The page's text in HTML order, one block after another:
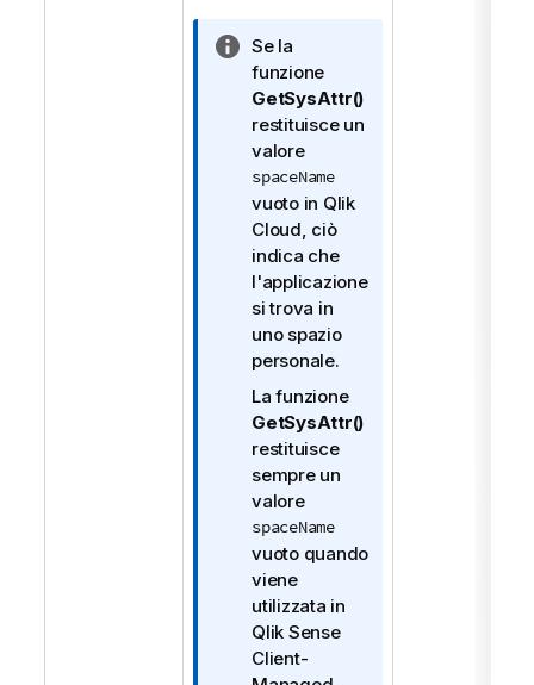
N
o
t
a
i
n
f
o
r
m
a
t
i
c
a
Se la
funzione
GetSysAttr()
restituisce un
valore
spaceName
vuoto in Qlik
Cloud, ciò
indica che
l'applicazione
si trova in
uno spazio
personale.
La funzione
GetSysAttr()
restituisce
sempre un
valore
spaceName
vuoto quando
viene
utilizzata in
Qlik Sense
Client-